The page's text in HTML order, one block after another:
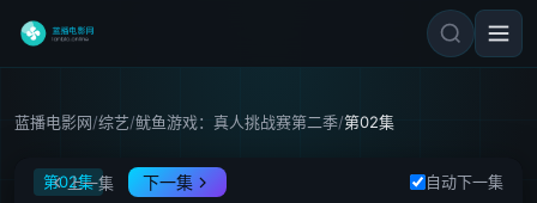
蓝播电影网/综艺/鱿鱼游戏：真人挑战赛第二季/第02集
鱿鱼游戏：真人挑战赛第二季
第02集
上一集 下一集 自动下一集